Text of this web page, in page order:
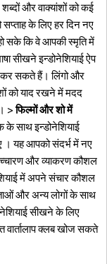
और वाक्यांशों को कई
सप्ताह के लिए हर दिन नए
सके कि वे आपकी स्मृति में
सीखने इन्डोनेशियाई ऐप
कर सकते हैं। लिंगो और
को याद रखने में मदद
>फिल्मों और शो में
के साथ इन्डोनेशियाई
यह आपको संदर्भ में नए
और व्याकरण कौशल
में अपने संचार कौशल
और अन्य लोगों के साथ
सीखने के लिए
क्लब खोज सकते